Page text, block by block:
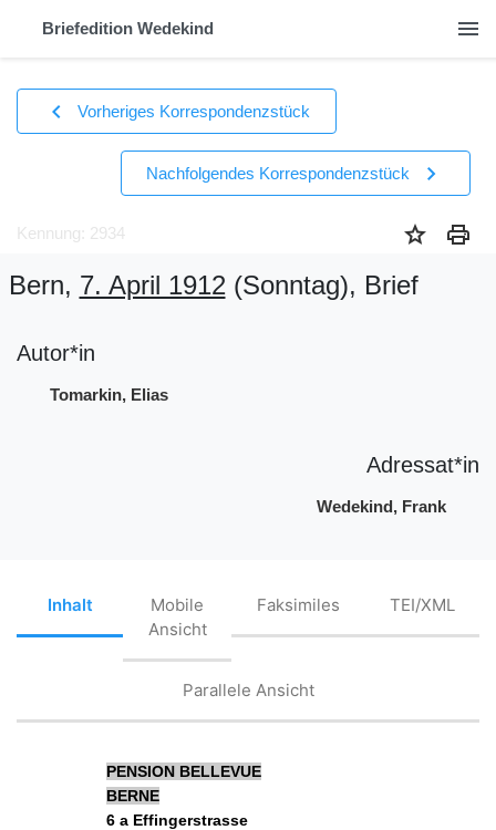
Briefedition Wedekind menu
chevron_left Vorheriges Korrespondenzstück
Nachfolgendes Korrespondenzstück chevron_right
Kennung: 2934 star print
Bern, 7. April 1912(Sonntag), Brief
Autor*in
Tomarkin, Elias
Adressat*in
Wedekind, Frank
Inhalt
Mobile
Ansicht
Faksimiles TEI/XML
Parallele Ansicht
PENSION BELLEVUE
BERNE
6 a Effingerstrasse